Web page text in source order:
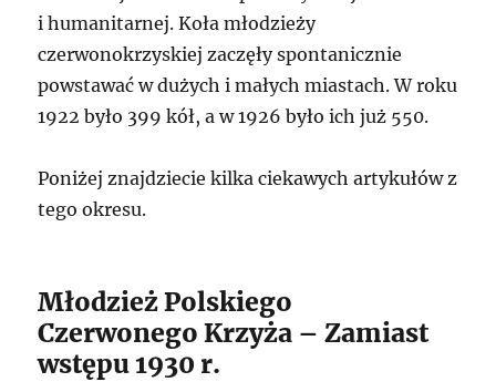
i humanitarnej. Koła młodzieży
czerwonokrzyskiej zaczęły spontanicznie
powstawać w dużych i małych miastach. W roku
1922 było 399 kół, a w 1926 było ich już 550.
Poniżej znajdziecie kilka ciekawych artykułów z
tego okresu.
Młodzież Polskiego
Czerwonego Krzyża – Zamiast
wstępu 1930 r.